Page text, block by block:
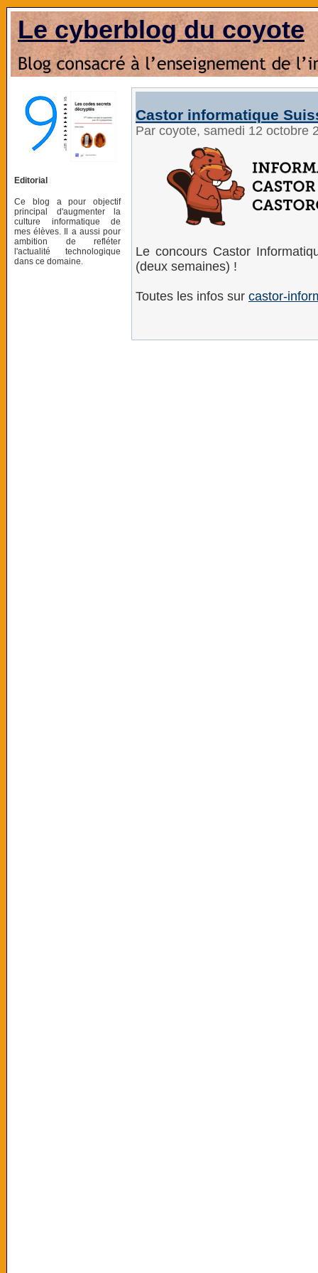
Le cyberblog du coyote
Editorial
Ce blog a pour objectif
principal d'augmenter la
culture informatique de
mes élèves. Il a aussi pour
ambition de refléter
l'actualité technologique
dans ce domaine.
Castor informatique
Par coyote, samedi 12 octobre
Le concours Castor
(deux semaines) !
Toutes les infos sur castor-